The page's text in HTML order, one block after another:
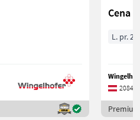
Cena
L. pr.
2084